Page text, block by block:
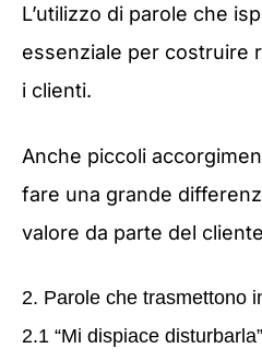
L’utilizzo di parole che
essenziale per costruire
i clienti.
Anche piccoli
fare una grande
valore da parte del
2. Parole che trasmettono
2.1 “Mi dispiace disturbarla”